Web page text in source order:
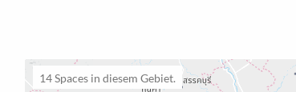
14Spaces in diesem Gebiet.